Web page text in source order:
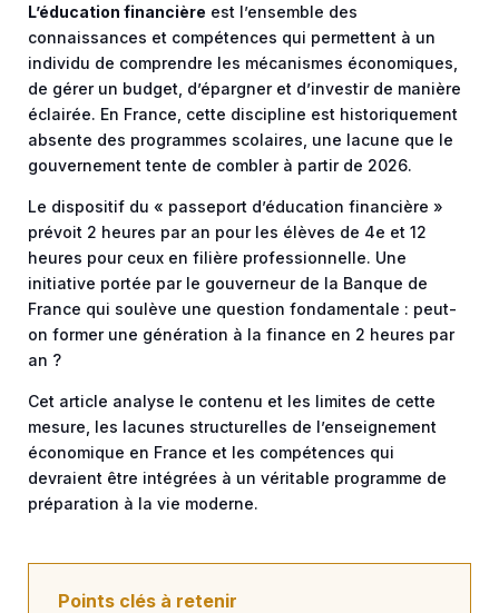
L’éducation financière est l’ensemble des
connaissances et compétences qui permettent à un
individu de comprendre les mécanismes économiques,
de gérer un budget, d’épargner et d’investir de manière
éclairée. En France, cette discipline est historiquement
absente des programmes scolaires, une lacune que le
gouvernement tente de combler à partir de 2026.
Le dispositif du « passeport d’éducation financière »
prévoit 2 heures par an pour les élèves de 4e et 12
heures pour ceux en filière professionnelle. Une
initiative portée par le gouverneur de la Banque de
France qui soulève une question fondamentale : peut-
on former une génération à la finance en 2 heures par
an ?
Cet article analyse le contenu et les limites de cette
mesure, les lacunes structurelles de l’enseignement
économique en France et les compétences qui
devraient être intégrées à un véritable programme de
préparation à la vie moderne.
Points clés à retenir